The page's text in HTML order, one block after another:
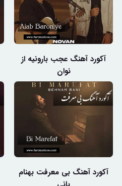
آکورد آهنگ عجب بارونیه از
نوان
آکورد آهنگ بی معرفت بهنام